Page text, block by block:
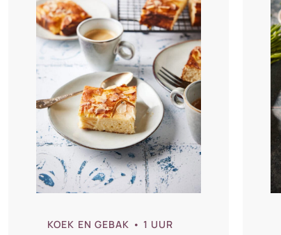
KOEK EN GEBAK • 1 UUR